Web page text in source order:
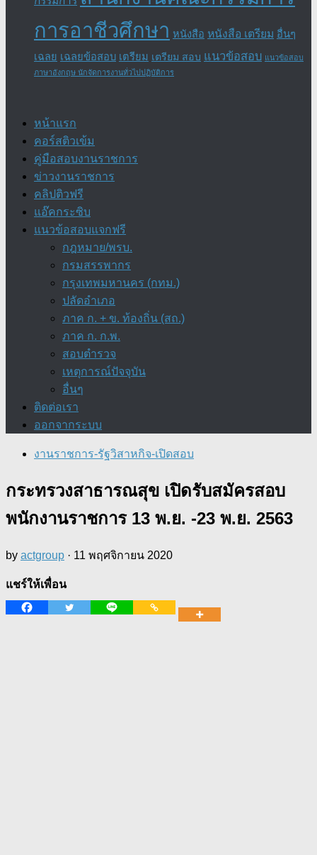
การอาชีวศึกษา หนังสือ หนังสือ เตรียม อื่นๆ
เฉลย เฉลยข้อสอบ เตรียม เตรียม สอบ แนวข้อสอบ แนวข้อสอบ
ภาษาอังกฤษ นักจัดการงานทั่วไปปฏิบัติการ
หน้าแรก
คอร์สติวเข้ม
คู่มือสอบงานราชการ
ข่าวงานราชการ
คลิปติวฟรี
แอ๊คกระซิบ
แนวข้อสอบแจกฟรี
กฎหมาย/พรบ.
กรมสรรพากร
กรุงเทพมหานคร (กทม.)
ปลัดอำเภอ
ภาค ก. + ข. ท้องถิ่น (สถ.)
ภาค ก. ก.พ.
สอบตำรวจ
เหตุการณ์ปัจจุบัน
อื่นๆ
ติดต่อเรา
ออกจากระบบ
งานราชการ-รัฐวิสาหกิจ-เปิดสอบ
กระทรวงสาธารณสุข เปิดรับสมัครสอบ
พนักงานราชการ 13 พ.ย. -23 พ.ย. 2563
by actgroup · 11 พฤศจิกายน 2020
แชร์ให้เพื่อน